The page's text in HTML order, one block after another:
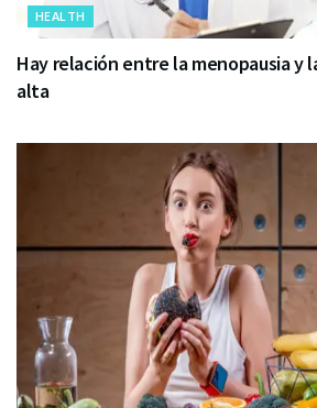
HEALTH
Hay relación entre la menopausia y
alta